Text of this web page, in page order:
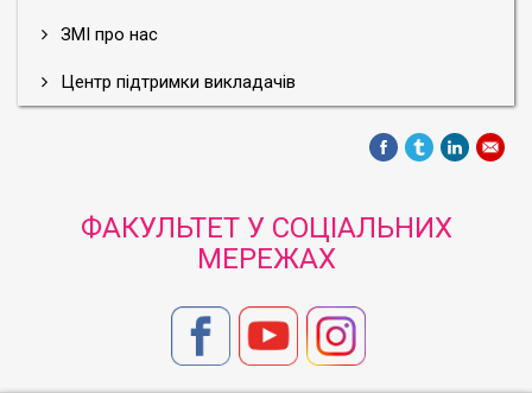
ЗМІ про нас
Центр підтримки викладачів
ФАКУЛЬТЕТ У СОЦІАЛЬНИХ
МЕРЕЖАХ